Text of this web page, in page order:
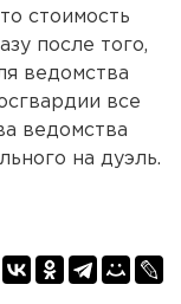
стоимость
после того,
ведомства
все
ведомства
на дуэль.